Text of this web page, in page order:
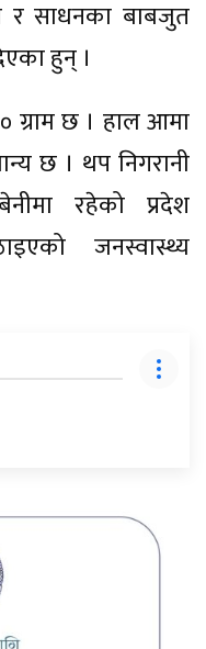
र साधनका बाबजुत
हुन् ।
ग्राम छ । हाल आमा
छ । थप निगरानी
रहेको प्रदेश
जनस्वास्थ्य